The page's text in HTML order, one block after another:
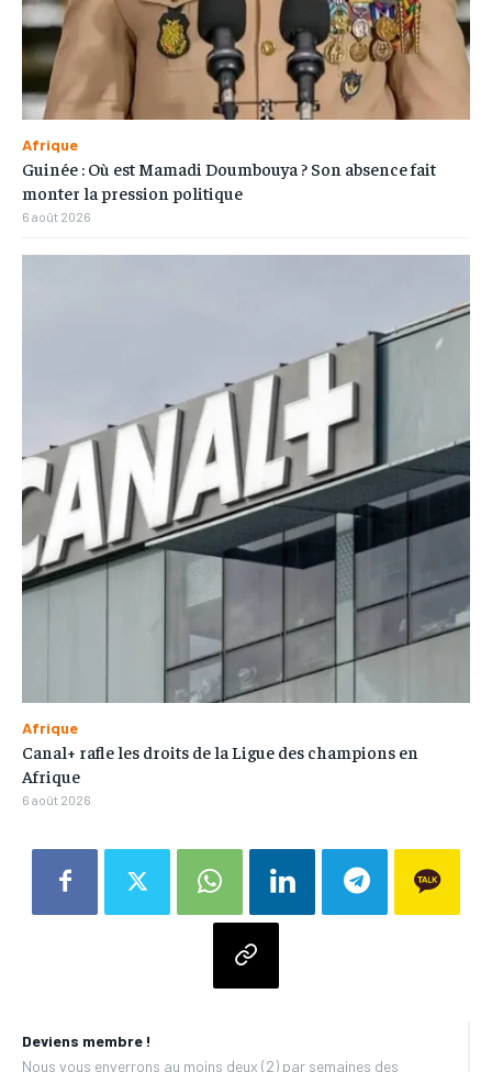
Deviens membre !
Nous vous enverrons au moins deux (2) par semaines des
Afrique
Guinée : Où est Mamadi Doumbouya ? Son absence fait
monter la pression politique
6 août 2026
Afrique
Canal+ rafle les droits de la Ligue des champions en
Afrique
6 août 2026